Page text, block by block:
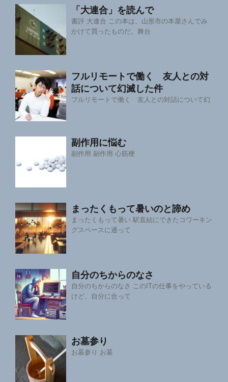
「大連合」を読んで
書評 大連合 この本は、山形市の本屋さんでみ
かけて買ったものだ。舞台
フルリモートで働く 友人との対
話について幻滅した件
フルリモートで働く 友人との対話について幻
副作用に悩む
副作用 副作用 心筋梗
まったくもって暑いのと諦め
まったくもって暑い 駅直結にできたコワーキン
グスペースに通って
自分のちからのなさ
自分のちからのなさ このITの仕事をやっている
けど、自分に合って
お墓参り
お墓参り お墓